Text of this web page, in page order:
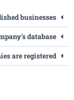
businesses?
database?
are registered?